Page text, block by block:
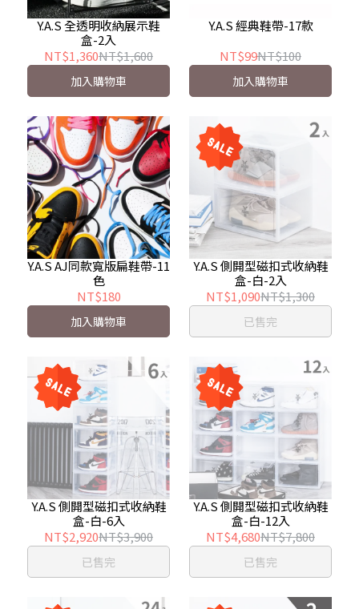
Y.A.S 全透明收納展示鞋
盒-2入
NT$1,360NT$1,600
加入購物車
Y.A.S 經典鞋帶-17款
NT$99NT$100
加入購物車
Y.A.S AJ同款寬版扁鞋帶-11
色
NT$180
加入購物車
Y.A.S 側開型磁扣式收納鞋
盒-白-2入
NT$1,090NT$1,300
已售完
Y.A.S 側開型磁扣式收納鞋
盒-白-6入
NT$2,920NT$3,900
已售完
Y.A.S 側開型磁扣式收納鞋
盒-白-12入
NT$4,680NT$7,800
已售完